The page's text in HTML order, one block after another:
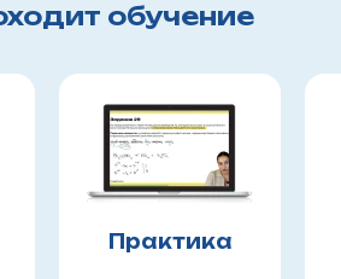
обучение
Практика